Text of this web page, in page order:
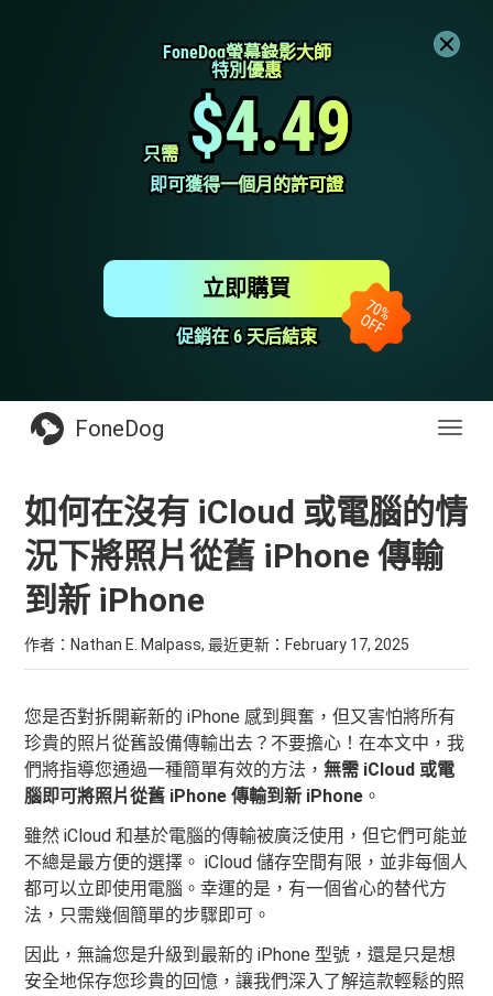
FoneDog螢幕錄影大師
FoneDog螢幕錄影大師
特別優惠
特別優惠
只需
只需 $4.49
$4.49
即可獲得一個月的許可證
即可獲得一個月的許可證
促銷在 6 天后結束
促銷在 6 天后結束
立即購買
FoneDog
如何在沒有 iCloud 或電腦的情
況下將照片從舊 iPhone 傳輸
到新 iPhone
作者：Nathan E. Malpass, 最近更新： February 17, 2025
您是否對拆開嶄新的 iPhone 感到興奮，但又害怕將所有
珍貴的照片從舊設備傳輸出去？不要擔心！在本文中，我
們將指導您通過一種簡單有效的方法，無需 iCloud 或電
腦即可將照片從舊 iPhone 傳輸到新 iPhone 。
雖然 iCloud 和基於電腦的傳輸被廣泛使用，但它們可能並
不總是最方便的選擇。 iCloud 儲存空間有限，並非每個人
都可以立即使用電腦。幸運的是，有一個省心的替代方
法，只需幾個簡單的步驟即可。
因此，無論您是升級到最新的 iPhone 型號，還是只是想
安全地保存您珍貴的回憶，讓我們深入了解這款輕鬆的照